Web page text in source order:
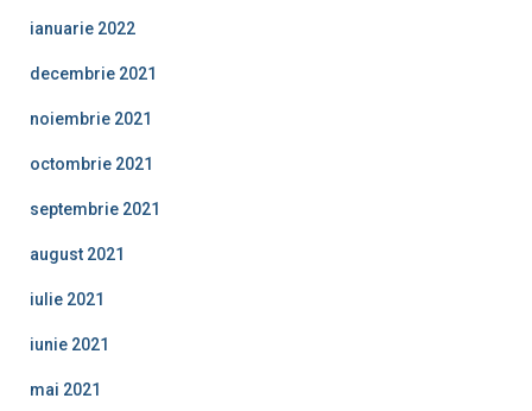
ianuarie 2022
decembrie 2021
noiembrie 2021
octombrie 2021
septembrie 2021
august 2021
iulie 2021
iunie 2021
mai 2021